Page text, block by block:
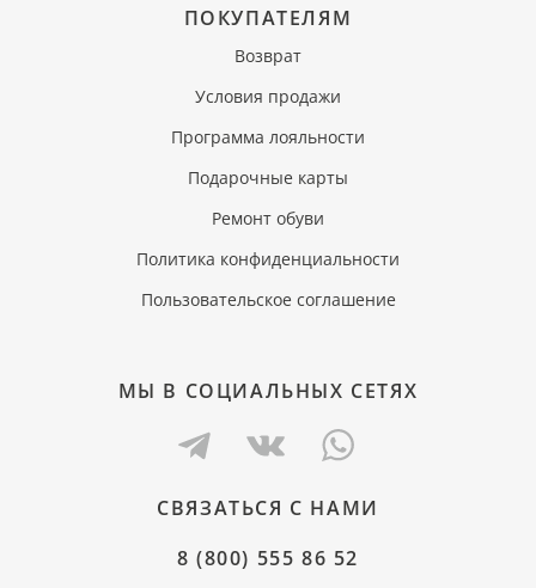
ПОКУПАТЕЛЯМ
Возврат
Условия продажи
Программа лояльности
Подарочные карты
Ремонт обуви
Политика конфиденциальности
Пользовательское соглашение
МЫ В СОЦИАЛЬНЫХ СЕТЯХ
СВЯЗАТЬСЯ С НАМИ
8 (800) 555 86 52